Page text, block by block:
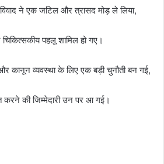
ने एक जटिल और त्रासद मोड़ ले लिया,
पहलू शामिल हो गए।
कानून व्यवस्था के लिए एक बड़ी चुनौती बन गई,
करने की जिम्मेदारी उन पर आ गई।